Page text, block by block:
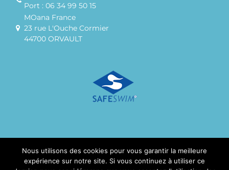
Port : 06 34 99 50 15
MOana France
23 rue L'Ouche Cormier
44700 ORVAULT
© Copyright MOana FRANCE SARL
Nous utilisons des cookies pour vous garantir la meilleure
expérience sur notre site. Si vous continuez à utiliser ce